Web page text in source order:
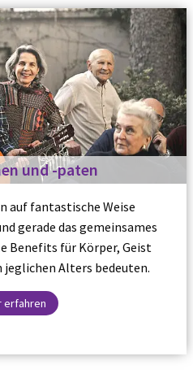
und -paten
auf fantastische Weise
gerade das gemeinsames
Benefits für Körper, Geist
jeglichen Alters bedeuten.
erfahren